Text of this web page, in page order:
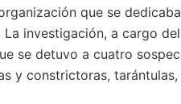
que se
investigación, a cargo
se detuvo a cuatro
y constrictoras,